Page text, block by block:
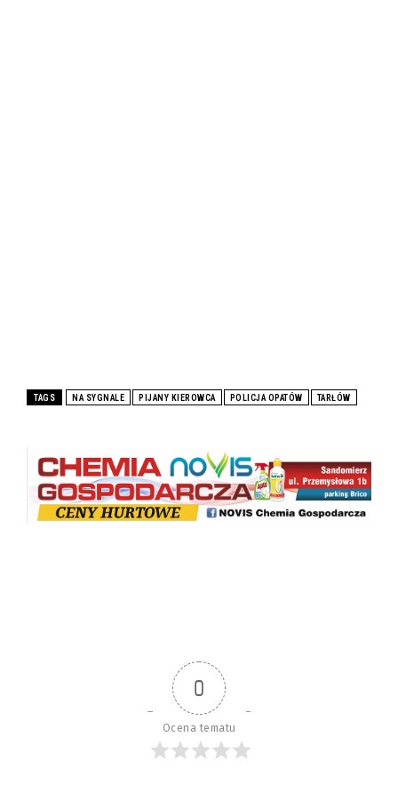
TAGS NA SYGNALE PIJANY KIEROWCA POLICJA OPATÓW TARŁÓW
0
Ocena tematu